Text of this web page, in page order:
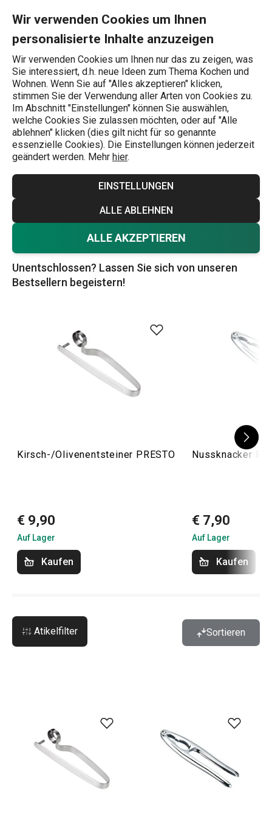
Wir verwenden Cookies um Ihnen
personalisierte Inhalte anzuzeigen
Wir verwenden Cookies um Ihnen nur das zu zeigen, was
Sie interessiert, d.h. neue Ideen zum Thema Kochen und
Wohnen. Wenn Sie auf "Alles akzeptieren" klicken,
stimmen Sie der Verwendung aller Arten von Cookies zu.
Im Abschnitt "Einstellungen" können Sie auswählen,
welche Cookies Sie zulassen möchten, oder auf "Alle
ablehnen" klicken (dies gilt nicht für so genannte
essenzielle Cookies). Die Einstellungen können jederzeit
geändert werden. Mehr hier.
EINSTELLUNGEN
ALLE ABLEHNEN
ALLE AKZEPTIEREN
Wonach suchen Sie?
Obst- und Gemüseverarbeitung
Nussknacker und Entkerner
Auch in der Küche können Sie sich die Arbeit erheblich
erleichtern und effizienter gestalten. Die massiven
Nussknacker erleichtern und beschleunigen das Schälen
von Nüssen aller Art, die Entsteinungsmaschine bereitet
Kirschen und Oliven für die Weiterverarbeitung vor, die
Zange schneidet die zähen Häute von rohen Esskastanien.
Die geschälten Nüsse können dann zumBacken von
Kuchen, fürselbstgemachtes EisoderPfannkuchen
verwendet werden.
Unentschlossen? Lassen Sie sich von unseren
Bestsellern begeistern!
Kirsch-/Olivenentsteiner PRESTO
€ 9,90
Auf Lager
Kaufen
Nussknacker
€ 7,90
Auf Lager
Kaufen
Atikelfilter Sortieren